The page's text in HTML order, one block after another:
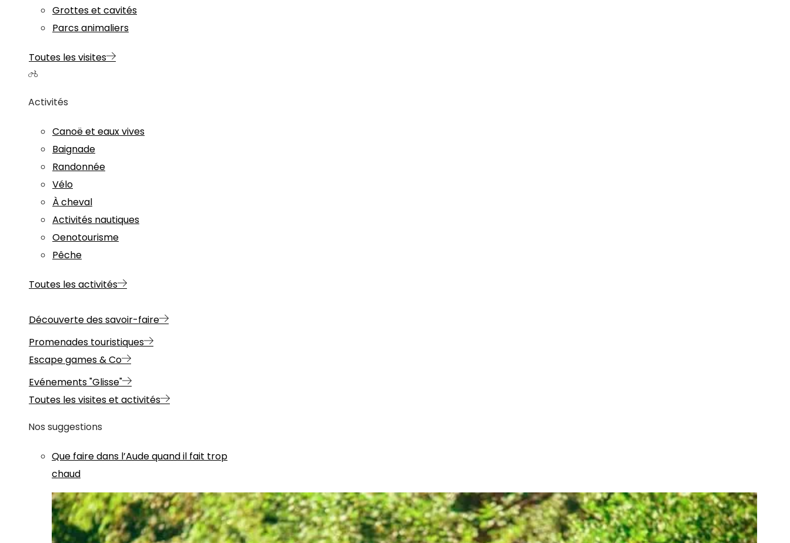
Grottes et cavités
Parcs animaliers
Toutes les visites
Activités
Canoë et eaux vives
Baignade
Randonnée
Vélo
À cheval
Activités nautiques
Oenotourisme
Pêche
Toutes les activités
Découverte des savoir-faire
Promenades touristiques
Escape games & Co
Evénements "Glisse"
Toutes les visites et activités
Nos suggestions
Que faire dans l’Aude quand il fait trop
chaud